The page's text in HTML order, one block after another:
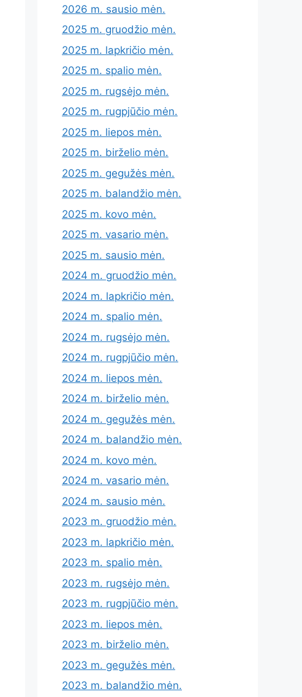
2026 m. sausio mėn.
2025 m. gruodžio mėn.
2025 m. lapkričio mėn.
2025 m. spalio mėn.
2025 m. rugsėjo mėn.
2025 m. rugpjūčio mėn.
2025 m. liepos mėn.
2025 m. birželio mėn.
2025 m. gegužės mėn.
2025 m. balandžio mėn.
2025 m. kovo mėn.
2025 m. vasario mėn.
2025 m. sausio mėn.
2024 m. gruodžio mėn.
2024 m. lapkričio mėn.
2024 m. spalio mėn.
2024 m. rugsėjo mėn.
2024 m. rugpjūčio mėn.
2024 m. liepos mėn.
2024 m. birželio mėn.
2024 m. gegužės mėn.
2024 m. balandžio mėn.
2024 m. kovo mėn.
2024 m. vasario mėn.
2024 m. sausio mėn.
2023 m. gruodžio mėn.
2023 m. lapkričio mėn.
2023 m. spalio mėn.
2023 m. rugsėjo mėn.
2023 m. rugpjūčio mėn.
2023 m. liepos mėn.
2023 m. birželio mėn.
2023 m. gegužės mėn.
2023 m. balandžio mėn.